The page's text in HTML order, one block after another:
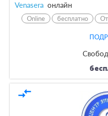
Venasera онлайн
Online бесплатно
compare_arrows